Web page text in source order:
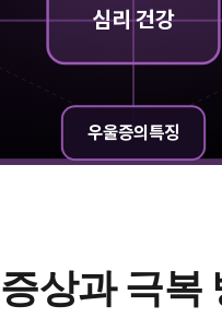
우울증의특징
심리 건강
상과 극